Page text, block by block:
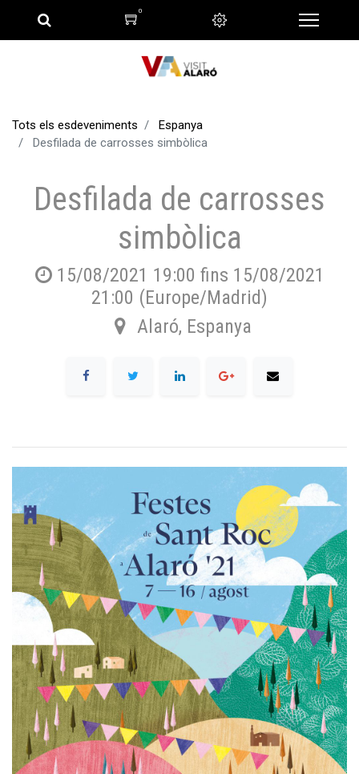
0
Tots els esdeveniments
Espanya
Desfilada de carrosses simbòlica
Desfilada de carrosses
simbòlica
15/08/2021 19:00 fins 15/08/2021
21:00 (Europe/Madrid)
Alaró, Espanya